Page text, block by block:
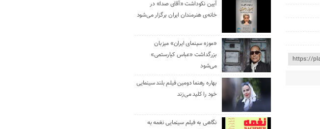
آیین نکوداشت «آقای صدا» در
خانه‌ی هنرمندان ایران برگزار می‌شود
«موزه سینمای ایران» میزبان
بزرگداشت «عباس کیارستمی»
می‌شود
بهاره رهنما دومین فیلم بلند سینمایی
خود را کلید می‌زند
نگاهی به فیلم سینمایی نغمه به